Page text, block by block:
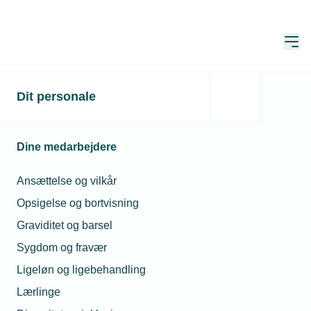
Dit personale
Dine medarbejdere
Ansættelse og vilkår
Opsigelse og bortvisning
Graviditet og barsel
Sygdom og fravær
Ligeløn og ligebehandling
Lærlinge
Afgørende nøgletal i 2023
Publiceret: 23. dec. 2022